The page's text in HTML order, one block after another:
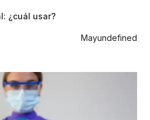
¿cuál usar?
Mayundefined